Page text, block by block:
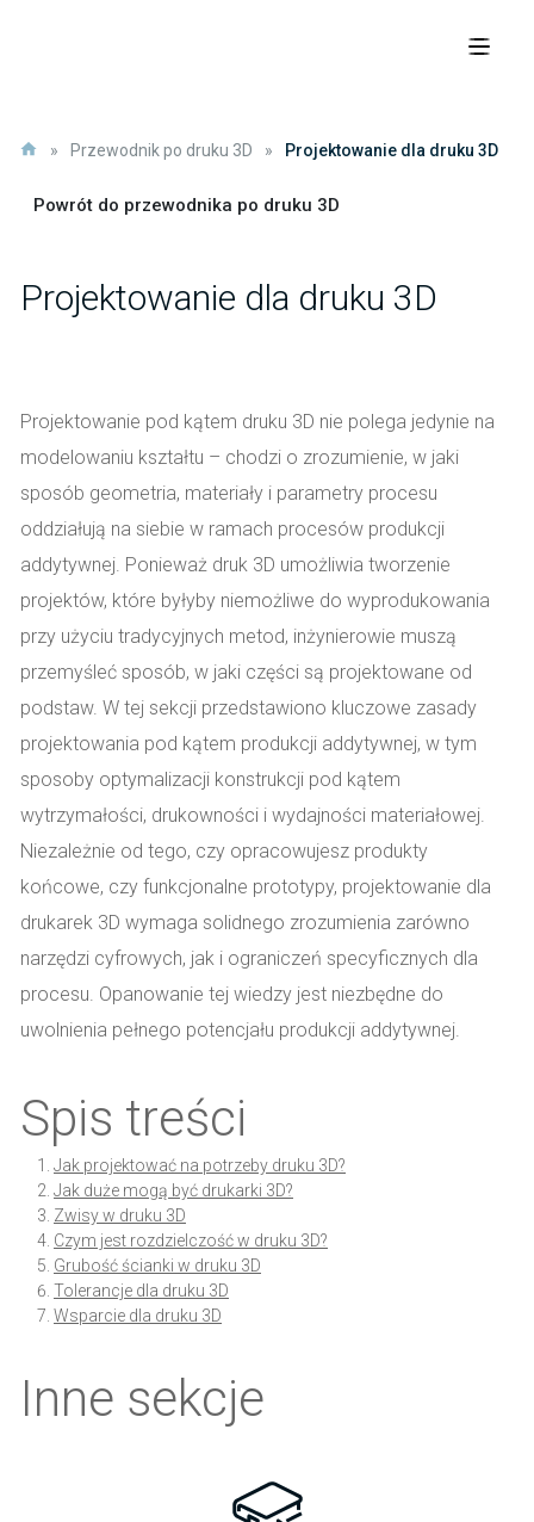
» Przewodnik po druku 3D » Projektowanie dla druku 3D
Powrót do przewodnika po druku 3D
Projektowanie dla druku 3D
Projektowanie pod kątem druku 3D nie polega jedynie na
modelowaniu kształtu – chodzi o zrozumienie, w jaki
sposób geometria, materiały i parametry procesu
oddziałują na siebie w ramach procesów produkcji
addytywnej. Ponieważ druk 3D umożliwia tworzenie
projektów, które byłyby niemożliwe do wyprodukowania
przy użyciu tradycyjnych metod, inżynierowie muszą
przemyśleć sposób, w jaki części są projektowane od
podstaw. W tej sekcji przedstawiono kluczowe zasady
projektowania pod kątem produkcji addytywnej, w tym
sposoby optymalizacji konstrukcji pod kątem
wytrzymałości, drukowności i wydajności materiałowej.
Niezależnie od tego, czy opracowujesz produkty
końcowe, czy funkcjonalne prototypy, projektowanie dla
drukarek 3D wymaga solidnego zrozumienia zarówno
narzędzi cyfrowych, jak i ograniczeń specyficznych dla
procesu. Opanowanie tej wiedzy jest niezbędne do
uwolnienia pełnego potencjału produkcji addytywnej.
Spis treści
Jak projektować na potrzeby druku 3D?
Jak duże mogą być drukarki 3D?
Zwisy w druku 3D
Czym jest rozdzielczość w druku 3D?
Grubość ścianki w druku 3D
Tolerancje dla druku 3D
Wsparcie dla druku 3D
Inne sekcje